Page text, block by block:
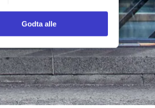
samler inn og behandler
Godta alle